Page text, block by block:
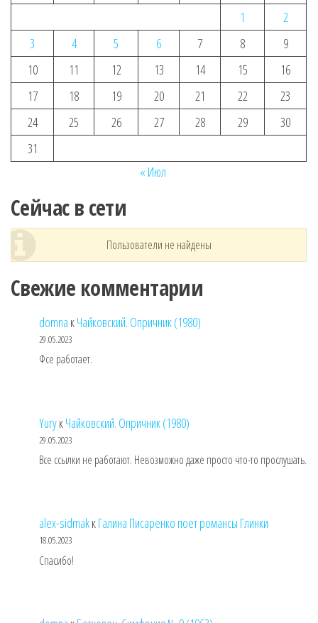
1
2
3
4 5 6 7 8
9
10
11 12 13 14 15
16
17
18 19 20 21 22
23
24
25 26 27 28 29
30
31
« Июл
Сейчас в сети
Пользователи не найдены
Свежие комментарии
domna кЧайковский. Опричник (1980)
29.05.2023
Фсе работает.
YuryкЧайковский. Опричник (1980)
29.05.2023
Все ссылки не работают. Невозможно даже просто что-то прослушать.
alex-sidmakкГалина Писаренко поет романсы Глинки
18.05.2023
Спасибо!